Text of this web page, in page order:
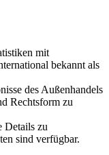
mit
bekannt als
des Außenhandels
Rechtsform zu
Details zu
sind verfügbar.